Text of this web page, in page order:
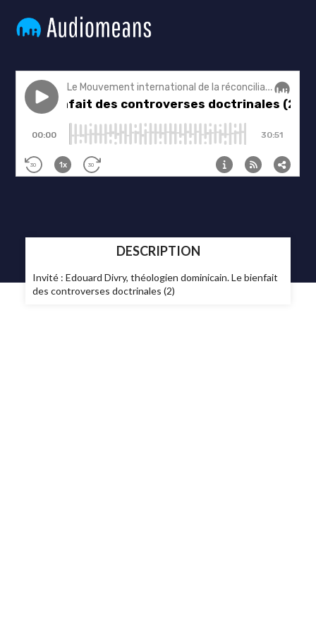
DESCRIPTION
Invité : Edouard Divry, théologien dominicain. Le bienfait
des controverses doctrinales (2)